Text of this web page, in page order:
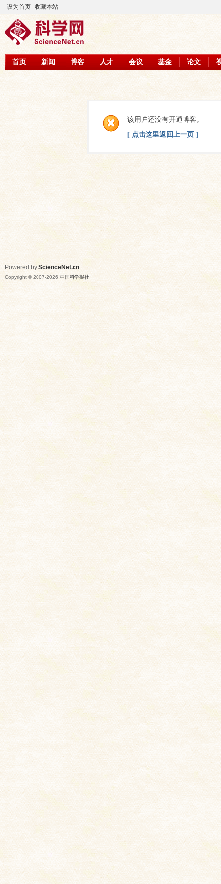
设为首页 收藏本站
首页 新闻 博客 人才 会议 基金 论文
该用户还没有开通博客。
[ 点击这里返回上一页 ]
Powered by ScienceNet.cn
Copyright © 2007-2026 中国科学报社